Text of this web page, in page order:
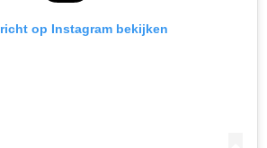
op Instagram bekijken